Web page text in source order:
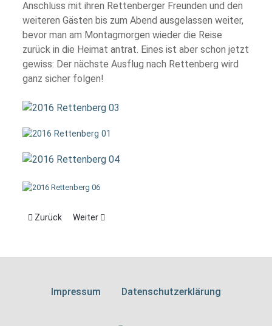
Anschluss mit ihren Rettenberger Freunden und den
weiteren Gästen bis zum Abend ausgelassen weiter,
bevor man am Montagmorgen wieder die Reise
zurück in die Heimat antrat. Eines ist aber schon jetzt
gewiss: Der nächste Ausflug nach Rettenberg wird
ganz sicher folgen!
Vorheriger Beitrag: 2016 - Winterfeier
Zurück Nächster Beitrag: 2016 - Generalversammlung
Weiter
Impressum Datenschutzerklärung